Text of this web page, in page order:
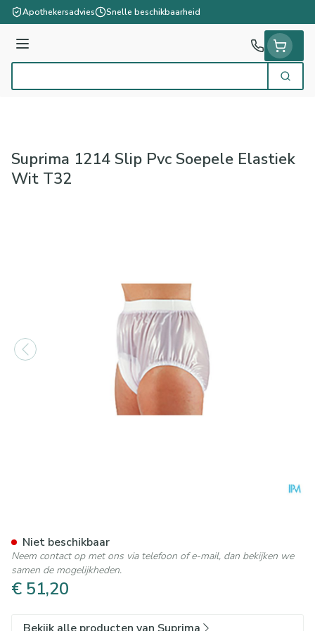
Ga naar de inhoud
Apothekersadvies Snelle beschikbaarheid
Menu
Zoek
Suprima 1214 Slip Pvc Soepele Elastiek
Wit T32
€ 51,20
Niet beschikbaar
Neem contact op met ons via telefoon of e-mail, dan bekijken we
samen de mogelijkheden.